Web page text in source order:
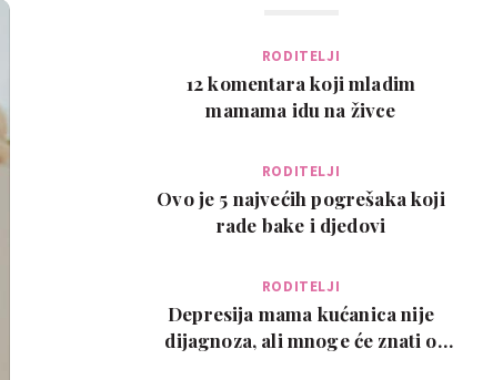
RODITELJI
12 komentara koji mladim
mamama idu na živce
RODITELJI
Ovo je 5 najvećih pogrešaka koji
rade bake i djedovi
RODITELJI
Depresija mama kućanica nije
dijagnoza, ali mnoge će znati o